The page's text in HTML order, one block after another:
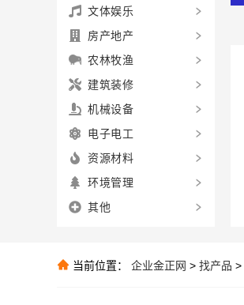
文体娱乐
房产地产
农林牧渔
建筑装修
机械设备
电子电工
资源材料
环境管理
其他
当前位置： 企业金正网 > 找产品 >